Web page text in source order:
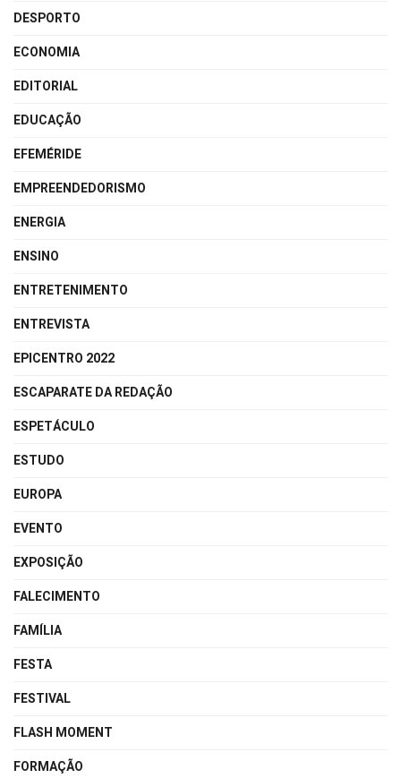
DESPORTO
ECONOMIA
EDITORIAL
EDUCAÇÃO
EFEMÉRIDE
EMPREENDEDORISMO
ENERGIA
ENSINO
ENTRETENIMENTO
ENTREVISTA
EPICENTRO 2022
ESCAPARATE DA REDAÇÃO
ESPETÁCULO
ESTUDO
EUROPA
EVENTO
EXPOSIÇÃO
FALECIMENTO
FAMÍLIA
FESTA
FESTIVAL
FLASH MOMENT
FORMAÇÃO